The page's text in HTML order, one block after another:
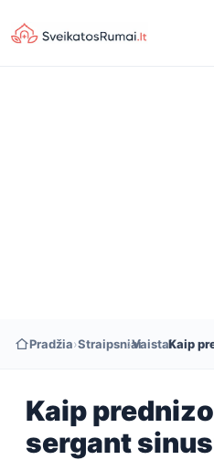
Pradžia›Straipsniai
›Vaistai
›
Kaip
sergant